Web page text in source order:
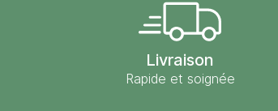
Livraison
Rapide et soignée